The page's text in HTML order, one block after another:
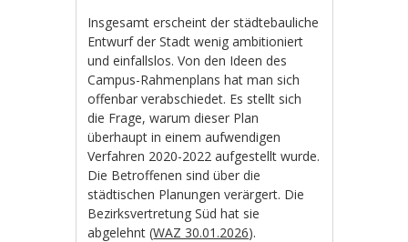
Insgesamt erscheint der städtebauliche
Entwurf der Stadt wenig ambitioniert
und einfallslos. Von den Ideen des
Campus-Rahmenplans hat man sich
offenbar verabschiedet. Es stellt sich
die Frage, warum dieser Plan
überhaupt in einem aufwendigen
Verfahren 2020-2022 aufgestellt wurde.
Die Betroffenen sind über die
städtischen Planungen verärgert. Die
Bezirksvertretung Süd hat sie
abgelehnt (WAZ 30.01.2026).